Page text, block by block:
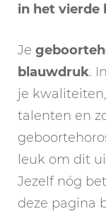
in het vierde
Je
blauwdruk.
je
talenten en
leuk om dit
Jezelf nóg
deze pagina